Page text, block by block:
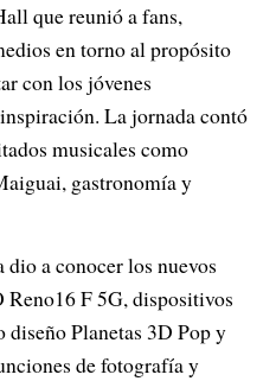
que reunió a fans,
en torno al propósito
con los jóvenes
La jornada contó
musicales como
gastronomía y
a conocer los nuevos
Reno16 F 5G, dispositivos
Planetas 3D Pop y
de fotografía y